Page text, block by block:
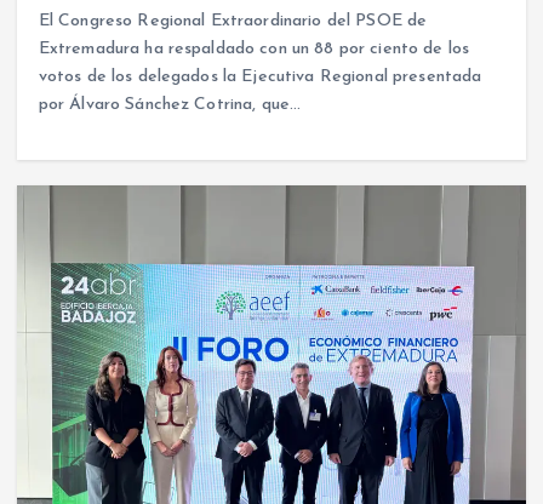
El Congreso Regional Extraordinario del PSOE de
Extremadura ha respaldado con un 88 por ciento de los
votos de los delegados la Ejecutiva Regional presentada
por Álvaro Sánchez Cotrina, que…